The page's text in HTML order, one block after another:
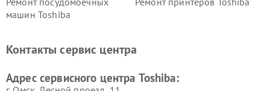
машин Toshiba
Контакты сервис центра
Адрес сервисного центра Toshiba: